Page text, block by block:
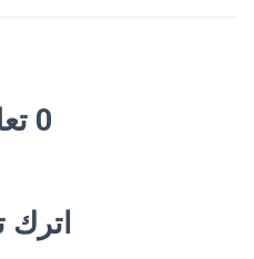
0 تعليق
اترك